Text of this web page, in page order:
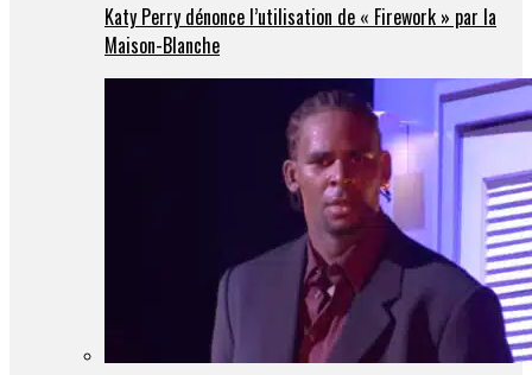
Katy Perry dénonce l’utilisation de « Firework » par la
Maison-Blanche